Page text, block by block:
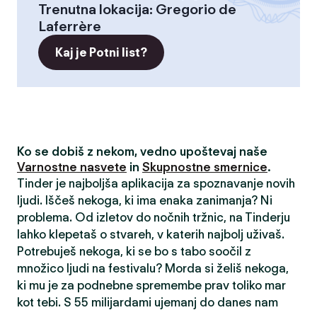
Trenutna lokacija: Gregorio de
Laferrère
Kaj je Potni list?
Ko se dobiš z nekom, vedno upoštevaj naše
Varnostne nasvete in Skupnostne smernice.
Tinder je najboljša aplikacija za spoznavanje novih
ljudi. Iščeš nekoga, ki ima enaka zanimanja? Ni
problema. Od izletov do nočnih tržnic, na Tinderju
lahko klepetaš o stvareh, v katerih najbolj uživaš.
Potrebuješ nekoga, ki se bo s tabo soočil z
množico ljudi na festivalu? Morda si želiš nekoga,
ki mu je za podnebne spremembe prav toliko mar
kot tebi. S 55 milijardami ujemanj do danes nam